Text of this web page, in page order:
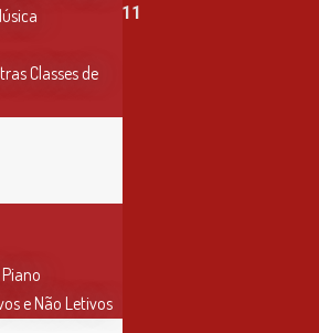
/ 913 890 411
Classes de
e Não Letivos